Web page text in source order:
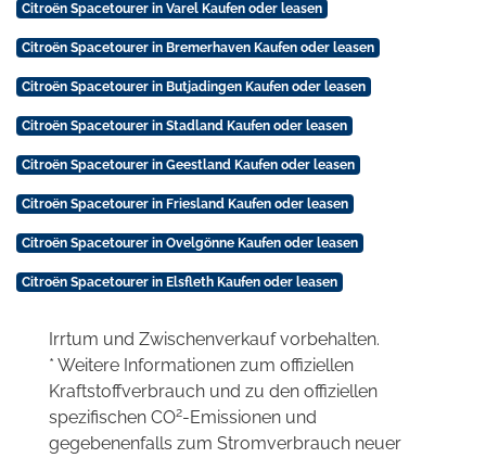
Citroën Spacetourer in Varel Kaufen oder leasen
Citroën Spacetourer in Bremerhaven Kaufen oder leasen
Citroën Spacetourer in Butjadingen Kaufen oder leasen
Citroën Spacetourer in Stadland Kaufen oder leasen
Citroën Spacetourer in Geestland Kaufen oder leasen
Citroën Spacetourer in Friesland Kaufen oder leasen
Citroën Spacetourer in Ovelgönne Kaufen oder leasen
Citroën Spacetourer in Elsfleth Kaufen oder leasen
Irrtum und Zwischenverkauf vorbehalten.
* Weitere Informationen zum offiziellen
Kraftstoffverbrauch und zu den offiziellen
spezifischen CO2-Emissionen und
gegebenenfalls zum Stromverbrauch neuer